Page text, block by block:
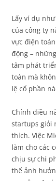
Lấy ví dụ
của công ty
vực điện
động –
tâm phát
toàn mà
lệ cổ phần
Chính điều
startups giỏi
thích. Việc
làm cho các
chịu sự chi
thể ảnh